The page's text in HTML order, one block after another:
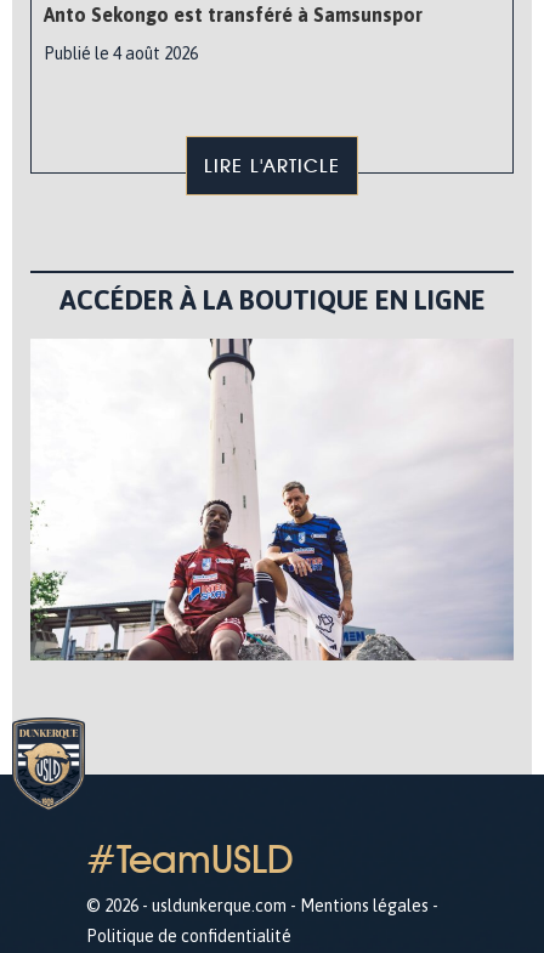
Anto Sekongo est transféré à Samsunspor
Publié le 4 août 2026
LIRE L'ARTICLE
ACCÉDER À LA BOUTIQUE EN LIGNE
#TeamUSLD
© 2026 - usldunkerque.com - Mentions légales -
Politique de confidentialité